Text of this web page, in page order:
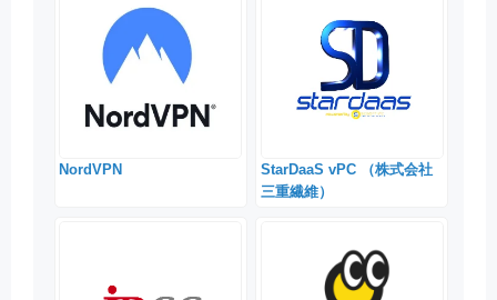
NordVPN
StarDaaS vPC （株式会社
三重繊維）